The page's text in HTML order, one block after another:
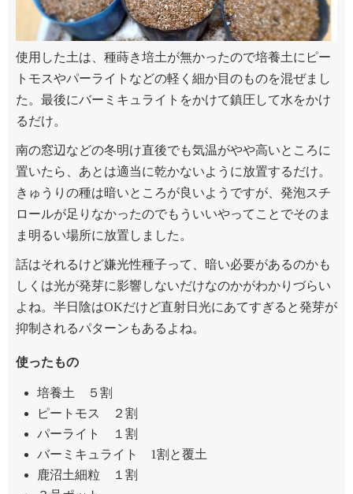
使用した土は、種蒔き培土が無かったので培養土にピー
トモスやパーライトなどの軽く細か目のものを混ぜまし
た。最後にバーミキュライトをかけて鎮圧して水をかけ
るだけ。
南の窓辺などの冬明け直後でも気温がやや高いところに
置いたら、あとは適当に乾かないように放置するだけ。
きゅうりの種は暗いところが良いようですが、発泡スチ
ロールが足りなかったのでもういいやってことでそのま
ま明るい場所に放置しました。
話はそれるけど嫌光性種子って、暗い必要があるのかも
しくは光が発芽に影響しないだけなのかがわかりづらい
よね。半日陰はOKだけど直射日光にあてすぎると発芽が
抑制されるパターンもあるよね。
使ったもの
培養土 ５割
ピートモス ２割
パーライト １割
バーミキュライト 1割と覆土
鹿沼土細粒 １割